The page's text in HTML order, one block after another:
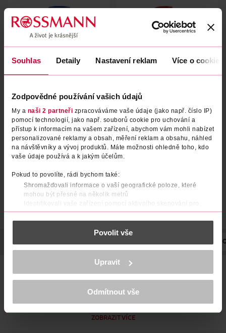
Souhlas Detaily Nastavení reklam Více o cookies
Zodpovědné používání vašich údajů
My a naši 2 partneři zpracováváme vaše údaje (jako např. číslo IP)
pomocí technologií, jako např. souborů cookie pro uchování a
přístup k informacím na vašem zařízení, abychom vám mohli nabízet
personalizované reklamy a obsah, měření reklam a obsahu, náhled
na návštěvníky a vývoj produktů. Máte možnosti ohledně toho, kdo
vaše údaje používá a k jakým účelům.
Pokud to povolíte, rádi bychom také:
Shromažďovali informace o vaší geografické poloze, které
mohou být přesné na několik metrů
Identifikovali vaše zařízení pomocí aktivního skenování pro
konkrétní charakteristiky (otisk prstu)
Zjistěte více o tom, jak zpracováváme vaše osobní údaje, a nastavte
části s podrobnostmi . Svůj souhlas můžete kdykoliv
K provozu stránek, personalizaci obsahu a reklam, funkcí sociálních
médií, analýze návštěvnosti, které mohou nést osobní údaje.
Více najdete vprohlášení o ochraně osobních údajů.
Děkujeme za pochopení. >více o cookies<
Povolit vše
Upravit
Odmítnout vše
NIVEA
149 Kč
Obj. č.: 1341379
Whitewater
Old Spice
279 Kč
NÁZEV VÝROBCE/
Proměňte každodenní sprchu v jedinečný zážitek. Originální
vůně krému NIVEA uvolní vaši mysl a pečující složení s
aniž by narušilo její přirozenou mikrobiální vrstvu. Zároveň
chrání nejen vás, ale i životní prostředí. Lahev je totiž z 98 %
pokožky vám navíc vydrží i po osušení ručníkem. Svěřte svoje
ZOBRAZIT VÍCE